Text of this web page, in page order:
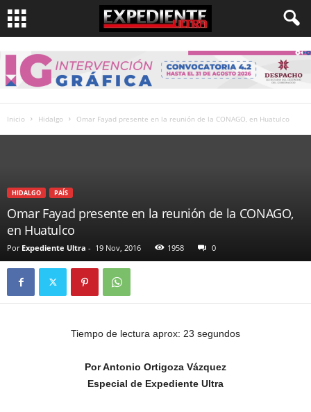
Inicio Hidalgo Omar Fayad presente en la reunión de la CONAGO, en Huatulco
HIDALGO PAÍS
Omar Fayad presente en la reunión de la CONAGO,
en Huatulco
Por Expediente Ultra - 19 Nov, 2016 1958 0
Tiempo de lectura aprox: 23 segundos
Por Antonio Ortigoza Vázquez
Especial de Expediente Ultra